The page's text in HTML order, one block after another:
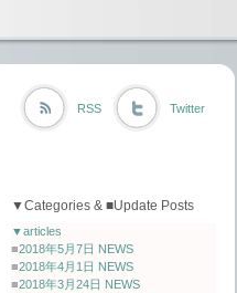
RSS Twitter
▼Categories & ■Update Posts
▼articles
■2018年5月7日 NEWS
■2018年4月1日 NEWS
■2018年3月24日 NEWS